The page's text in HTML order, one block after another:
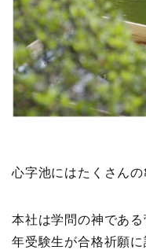
心字池にはたくさんの
本社は学問の神であ
年受験生が合格祈願に